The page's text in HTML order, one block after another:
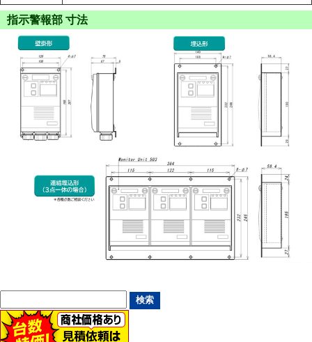
指示警報部 寸法